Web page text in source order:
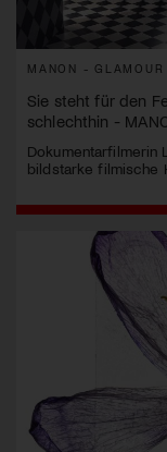
MANON - GLAMOUR
Sie steht für den
schlechthin -
Dokumentarfilmerin
bildstarke filmische